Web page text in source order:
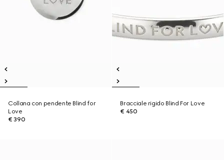
Collana con pendente Blind for
Love
€ 390
Bracciale rigido Blind For Love
€ 450